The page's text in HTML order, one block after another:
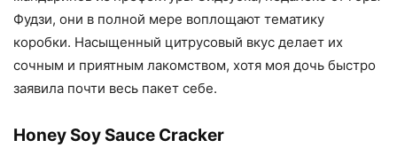
Фудзи, они в полной мере воплощают тематику
коробки. Насыщенный цитрусовый вкус делает их
сочным и приятным лакомством, хотя моя дочь быстро
заявила почти весь пакет себе.
Honey Soy Sauce Cracker